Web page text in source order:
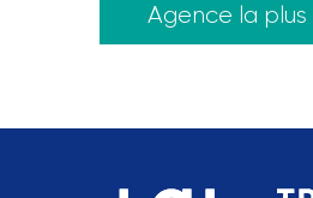
Agence la